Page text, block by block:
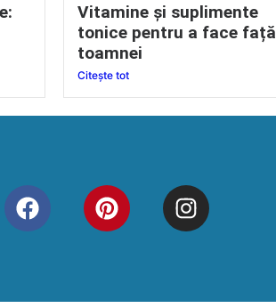
Vitamine și suplimente
tonice pentru a face față
toamnei
Citește tot